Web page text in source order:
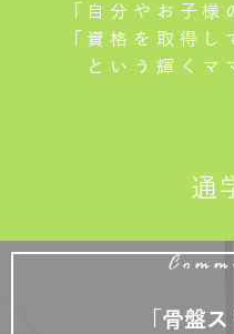
「自分やお子様
「資格を取得し
という輝くマ
通
「骨盤